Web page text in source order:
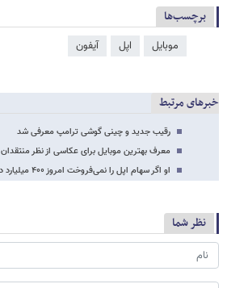
برچسب‌ها
موبایل اپل آیفون
خبرهای مرتبط
رقیب جدید و چینی گوشی ترامپ معرفی شد
معرف بهترین موبایل برای عکاسی از نظر منتقدان
او اگر سهام اپل را نمی‌فروخت امروز ۴۰۰ میلیارد دلار سرمایه داشت
نظر شما